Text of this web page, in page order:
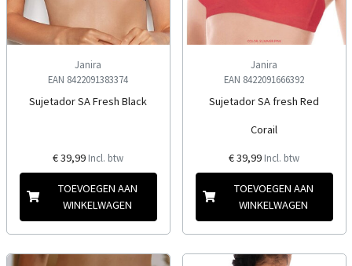
Janira
EAN 8422091383374
Sujetador SA Fresh Black
€ 39,99 Incl. btw
TOEVOEGEN AAN
WINKELWAGEN
Janira
EAN 8422091666392
Sujetador SA fresh Red
Corail
€ 39,99 Incl. btw
TOEVOEGEN AAN
WINKELWAGEN